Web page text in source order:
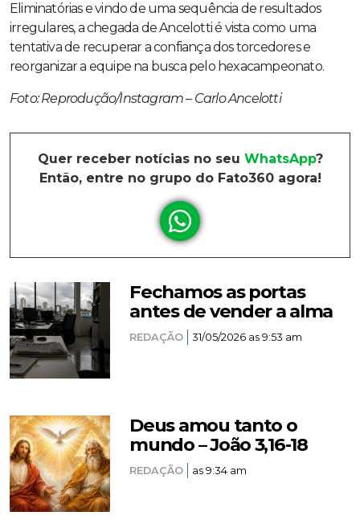
Eliminatórias e vindo de uma sequência de resultados
irregulares, a chegada de Ancelotti é vista como uma
tentativa de recuperar a confiança dos torcedores e
reorganizar a equipe na busca pelo hexacampeonato.
Foto: Reprodução/Instagram – Carlo Ancelotti
Quer receber notícias no seu WhatsApp?
Então, entre no grupo do Fato360 agora!
Fechamos as portas
antes de vender a alma
REDAÇÃO 31/05/2026 as 9:53 am
Deus amou tanto o
mundo – João 3,16-18
REDAÇÃO as 9:34 am